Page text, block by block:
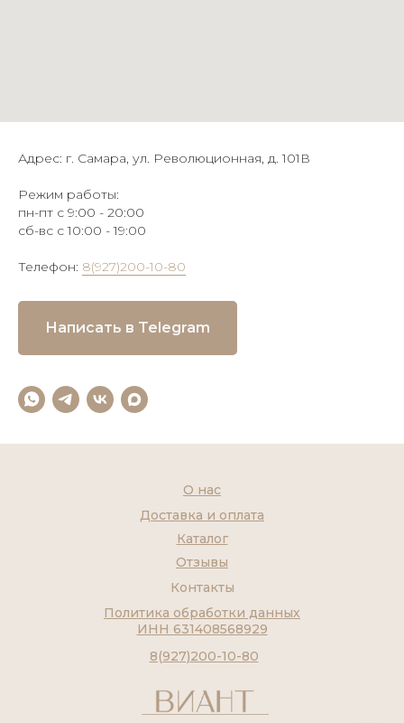
Адрес: г. Самара, ул. Революционная, д. 101В
Режим работы:
пн-пт с 9:00 - 20:00
сб-вс с 10:00 - 19:00
Телефон: 8(927)200-10-80
Написать в Telegram
Контакты
8(927)200-10-80
Каталог
О нас
Доставка и оплата
Отзывы
Политика обработки данных
ИНН 631408568929